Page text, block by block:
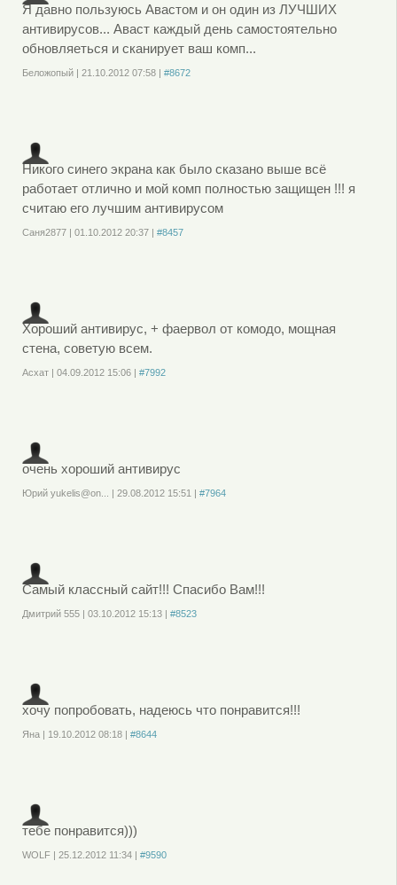
Я давно пользуюсь Авастом и он один из ЛУЧШИХ
антивирусов... Аваст каждый день самостоятельно
обновляеться и сканирует ваш комп...
Беложопый| 21.10.2012 07:58| #8672
Никого синего экрана как было сказано выше всё
работает отлично и мой комп полностью защищен !!! я
считаю его лучшим антивирусом
Саня2877| 01.10.2012 20:37| #8457
Хороший антивирус, + фаервол от комодо, мощная
стена, советую всем.
Асхат| 04.09.2012 15:06| #7992
очень хороший антивирус
Юрий yukelis@on... | 29.08.2012 15:51 | #7964
Самый классный сайт!!! Спасибо Вам!!!
Дмитрий 555| 03.10.2012 15:13| #8523
хочу попробовать, надеюсь что понравится!!!
Яна | 19.10.2012 08:18| #8644
тебе понравится)))
WOLF| 25.12.2012 11:34| #9590